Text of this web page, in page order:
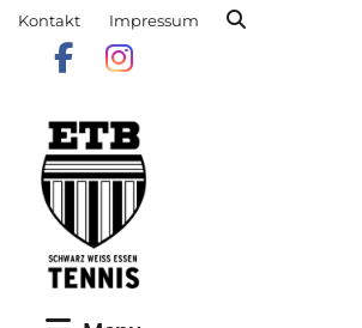
Kontakt Impressum